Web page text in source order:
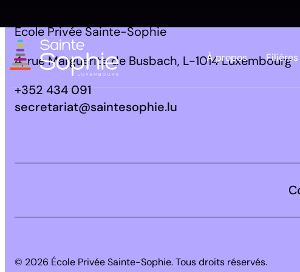
À propos Filières
École Privée Sainte-Sophie
4, rue Marguerite de Busbach, L-1014 Luxembourg
+352 434 091
secretariat@saintesophie.lu
© 2026 École Privée Sainte-Sophie. Tous droits réservés.